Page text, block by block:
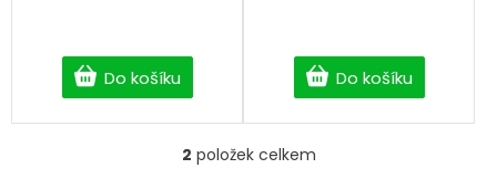
Do košíku Do košíku
O
2 položek celkem